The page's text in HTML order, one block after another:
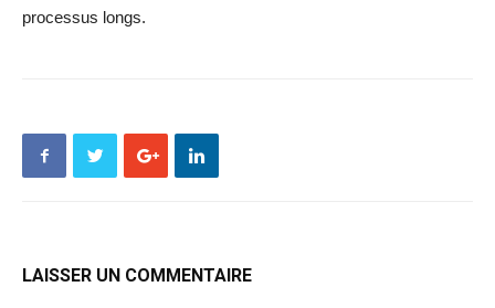
processus longs.
LAISSER UN COMMENTAIRE